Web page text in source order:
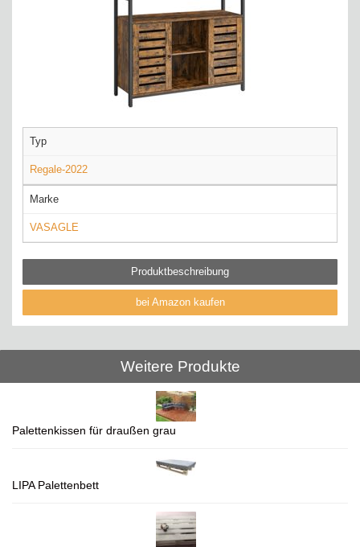
Typ
Regale-2022
Marke
VASAGLE
Produktbeschreibung
bei Amazon kaufen
Weitere Produkte
Palettenkissen für draußen grau
LIPA Palettenbett